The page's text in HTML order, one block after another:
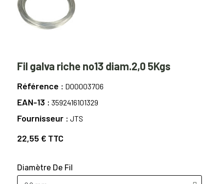
Fil galva riche no13 diam.2,0 5Kgs
Référence D00003706
EAN-13 3592416101329
Fournisseur JTS
22,55 € TTC
Diamètre De Fil